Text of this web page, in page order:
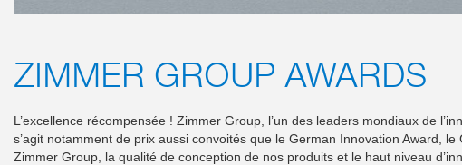
ZIMMER GROUP AWARDS
L’excellence récompensée ! Zimmer Group, l’un des leaders mondiaux de
s’agit notamment de prix aussi convoités que le German Innovation Award,
Zimmer Group, la qualité de conception de nos produits et le haut niveau